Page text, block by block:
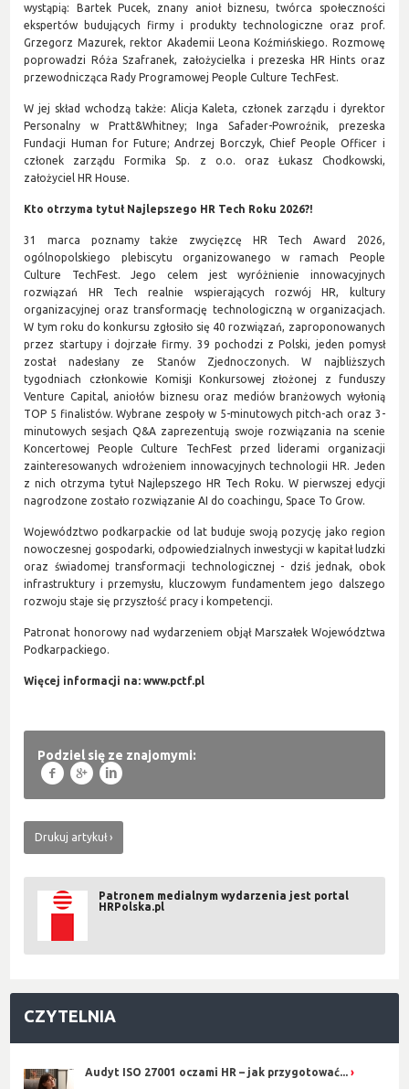
wystąpią: Bartek Pucek, znany anioł biznesu, twórca społeczności
ekspertów budujących firmy i produkty technologiczne oraz prof.
Grzegorz Mazurek, rektor Akademii Leona Koźmińskiego. Rozmowę
poprowadzi Róża Szafranek, założycielka i prezeska HR Hints oraz
przewodnicząca Rady Programowej People Culture TechFest.
W jej skład wchodzą także: Alicja Kaleta, członek zarządu i dyrektor
Personalny w Pratt&Whitney; Inga Safader-Powroźnik, prezeska
Fundacji Human for Future; Andrzej Borczyk, Chief People Officer i
członek zarządu Formika Sp. z o.o. oraz Łukasz Chodkowski,
założyciel HR House.
Kto otrzyma tytuł Najlepszego HR Tech Roku 2026?!
31 marca poznamy także zwycięzcę HR Tech Award 2026,
ogólnopolskiego plebiscytu organizowanego w ramach People
Culture TechFest. Jego celem jest wyróżnienie innowacyjnych
rozwiązań HR Tech realnie wspierających rozwój HR, kultury
organizacyjnej oraz transformację technologiczną w organizacjach.
W tym roku do konkursu zgłosiło się 40 rozwiązań, zaproponowanych
przez startupy i dojrzałe firmy. 39 pochodzi z Polski, jeden pomysł
został nadesłany ze Stanów Zjednoczonych. W najbliższych
tygodniach członkowie Komisji Konkursowej złożonej z funduszy
Venture Capital, aniołów biznesu oraz mediów branżowych wyłonią
TOP 5 finalistów. Wybrane zespoły w 5-minutowych pitch-ach oraz 3-
minutowych sesjach Q&A zaprezentują swoje rozwiązania na scenie
Koncertowej People Culture TechFest przed liderami organizacji
zainteresowanych wdrożeniem innowacyjnych technologii HR. Jeden
z nich otrzyma tytuł Najlepszego HR Tech Roku. W pierwszej edycji
nagrodzone zostało rozwiązanie AI do coachingu, Space To Grow.
Województwo podkarpackie od lat buduje swoją pozycję jako region
nowoczesnej gospodarki, odpowiedzialnych inwestycji w kapitał ludzki
oraz świadomej transformacji technologicznej - dziś jednak, obok
infrastruktury i przemysłu, kluczowym fundamentem jego dalszego
rozwoju staje się przyszłość pracy i kompetencji.
Patronat honorowy nad wydarzeniem objął Marszałek Województwa
Podkarpackiego.
Więcej informacji na: www.pctf.pl
Podziel się ze znajomymi:
f g l
Drukuj artykuł
Patronem medialnym wydarzenia jest portal
HRPolska.pl
CZYTELNIA
Audyt ISO 27001 oczami HR – jak przygotować...